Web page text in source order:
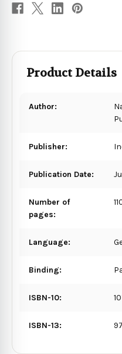
Product Details
Author:
Publisher:
Publication Date:
Number of
pages:
Language:
Binding:
ISBN-10:
ISBN-13: